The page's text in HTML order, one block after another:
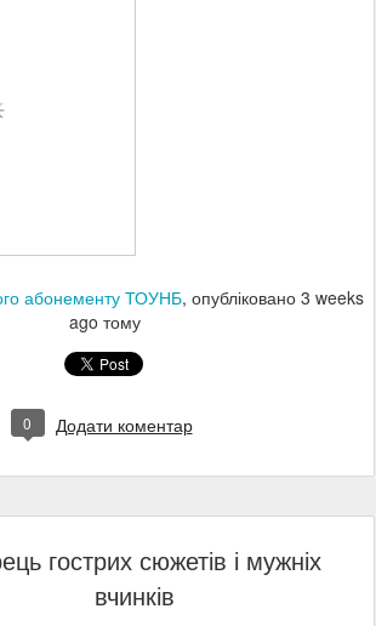
абонементу ТОУНБ, опубліковано 3 weeks
ago тому
0 Додати коментар
гострих сюжетів і мужніх
вчинків